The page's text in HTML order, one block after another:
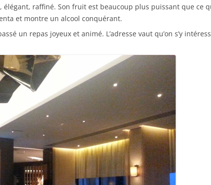
raffiné. Son fruit est beaucoup plus puissant que ce
et montre un alcool conquérant.
un repas joyeux et animé. L’adresse vaut qu’on s’y